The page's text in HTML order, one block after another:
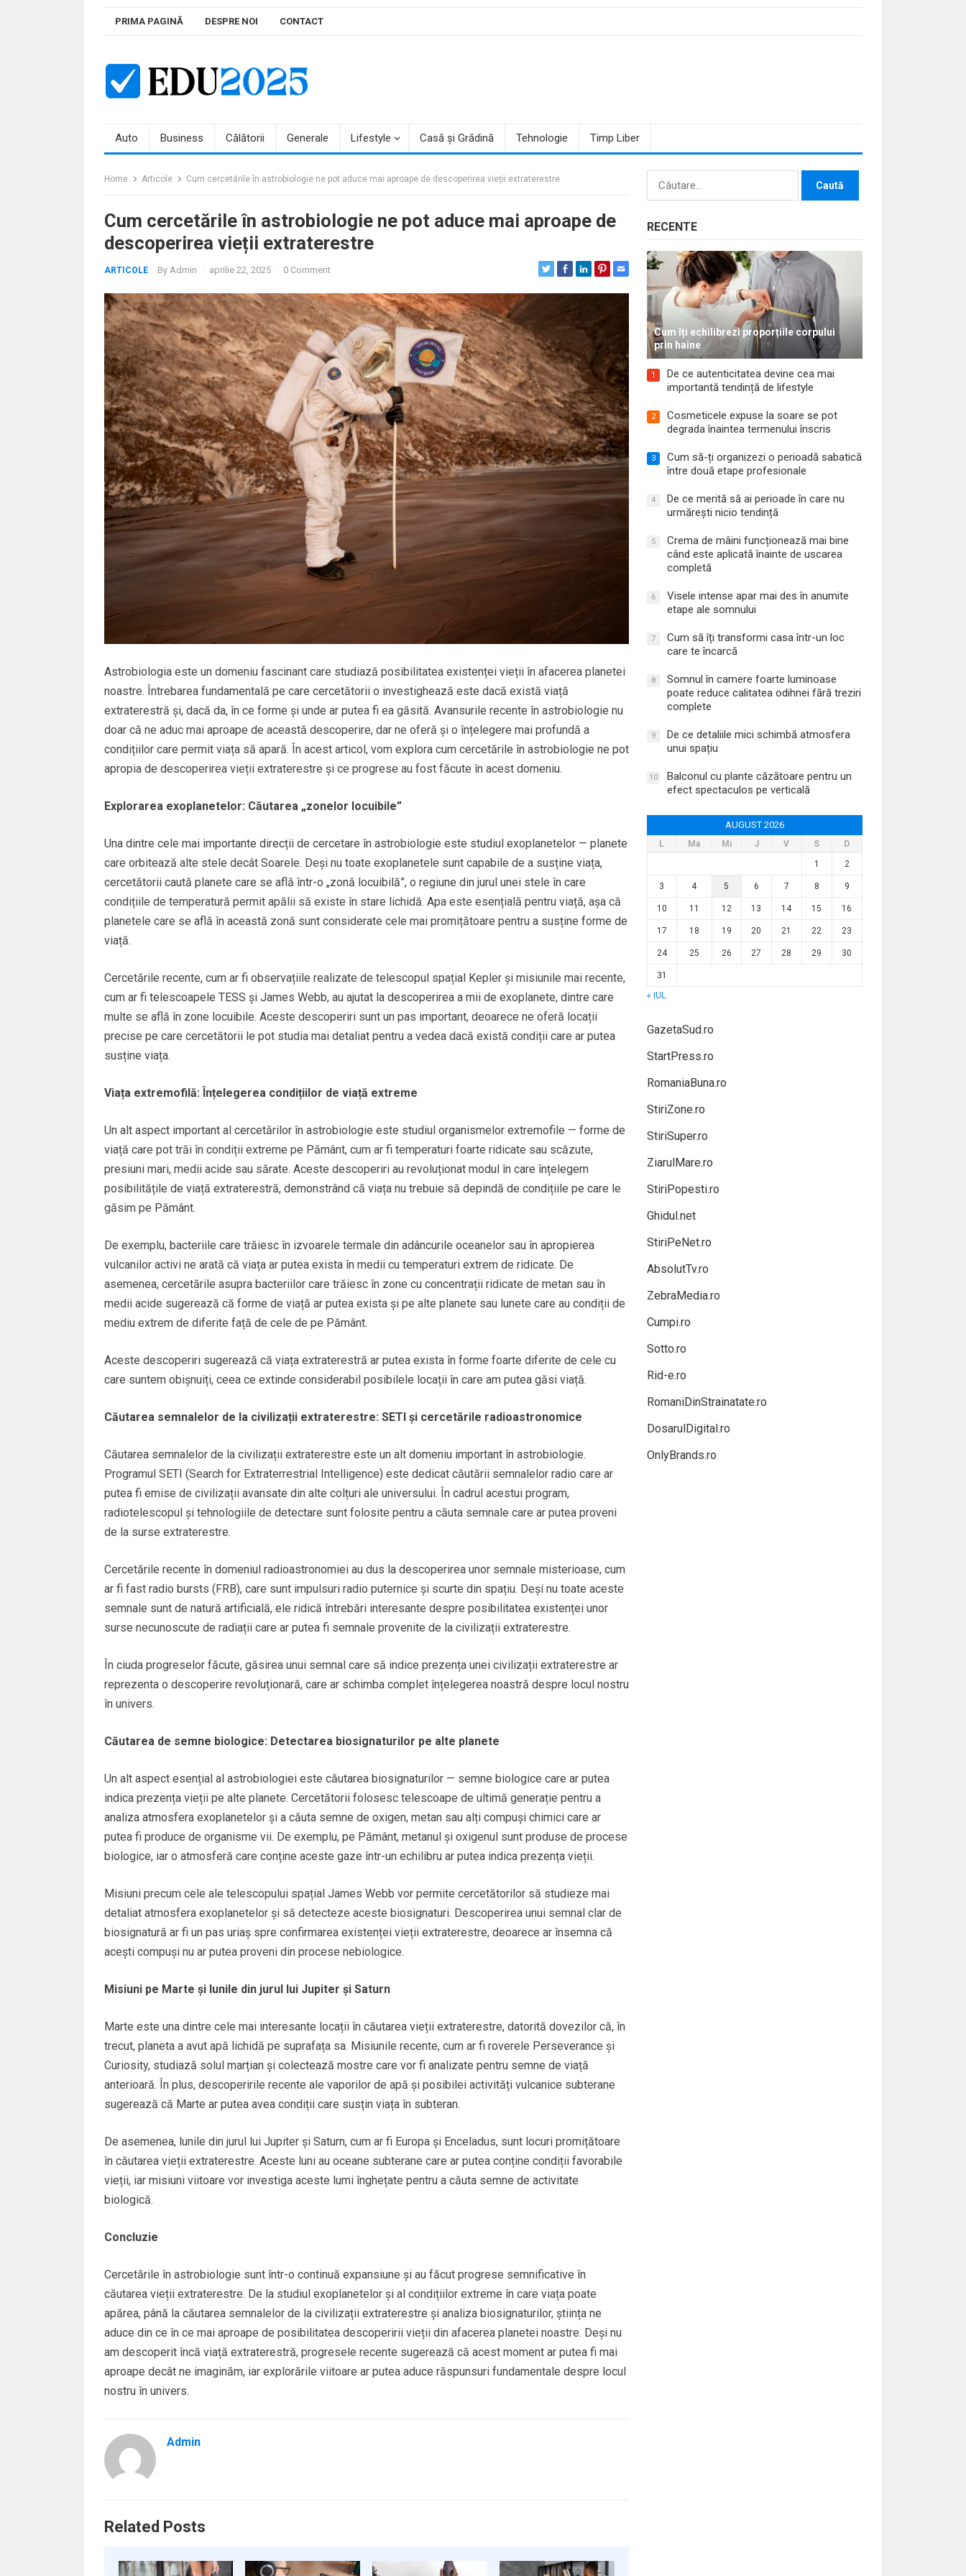
PRIMA PAGINĂ DESPRE NOI CONTACT
Auto Business Călătorii Generale Lifestyle Casă și Grădină Tehnologie Timp Liber
Home Articole Cum cercetările în astrobiologie ne pot aduce mai aproape de descoperirea vieții extraterestre
Cum cercetările în astrobiologie ne pot aduce mai aproape de
descoperirea vieții extraterestre
ARTICOLE By Admin · aprilie 22, 2025 · 0 Comment
Astrobiologia este un domeniu fascinant care studiază posibilitatea existenței vieții în afacerea planetei
noastre. Întrebarea fundamentală pe care cercetătorii o investighează este dacă există viață
extraterestră și, dacă da, în ce forme și unde ar putea fi ea găsită. Avansurile recente în astrobiologie nu
doar că ne aduc mai aproape de această descoperire, dar ne oferă și o înțelegere mai profundă a
condițiilor care permit viața să apară. În acest articol, vom explora cum cercetările în astrobiologie ne pot
apropia de descoperirea vieții extraterestre și ce progrese au fost făcute în acest domeniu.
Explorarea exoplanetelor: Căutarea „zonelor locuibile”
Una dintre cele mai importante direcții de cercetare în astrobiologie este studiul exoplanetelor — planete
care orbitează alte stele decât Soarele. Deși nu toate exoplanetele sunt capabile de a susține viața,
cercetătorii caută planete care se află într-o „zonă locuibilă”, o regiune din jurul unei stele în care
condițiile de temperatură permit apălii să existe în stare lichidă. Apa este esențială pentru viață, așa că
planetele care se află în această zonă sunt considerate cele mai promițătoare pentru a susține forme de
viață.
Cercetările recente, cum ar fi observațiile realizate de telescopul spațial Kepler și misiunile mai recente,
cum ar fi telescoapele TESS și James Webb, au ajutat la descoperirea a mii de exoplanete, dintre care
multe se află în zone locuibile. Aceste descoperiri sunt un pas important, deoarece ne oferă locații
precise pe care cercetătorii le pot studia mai detaliat pentru a vedea dacă există condiții care ar putea
susține viața.
Viața extremofilă: Înțelegerea condițiilor de viață extreme
Un alt aspect important al cercetărilor în astrobiologie este studiul organismelor extremofile — forme de
viață care pot trăi în condiții extreme pe Pământ, cum ar fi temperaturi foarte ridicate sau scăzute,
presiuni mari, medii acide sau sărate. Aceste descoperiri au revoluționat modul în care înțelegem
posibilitățile de viață extraterestră, demonstrând că viața nu trebuie să depindă de condițiile pe care le
găsim pe Pământ.
De exemplu, bacteriile care trăiesc în izvoarele termale din adâncurile oceanelor sau în apropierea
vulcanilor activi ne arată că viața ar putea exista în medii cu temperaturi extrem de ridicate. De
asemenea, cercetările asupra bacteriilor care trăiesc în zone cu concentrații ridicate de metan sau în
medii acide sugerează că forme de viață ar putea exista și pe alte planete sau lunete care au condiții de
mediu extrem de diferite față de cele de pe Pământ.
Aceste descoperiri sugerează că viața extraterestră ar putea exista în forme foarte diferite de cele cu
care suntem obișnuiți, ceea ce extinde considerabil posibilele locații în care am putea găsi viață.
Căutarea semnalelor de la civilizații extraterestre: SETI și cercetările radioastronomice
Căutarea semnalelor de la civilizații extraterestre este un alt domeniu important în astrobiologie.
Programul SETI (Search for Extraterrestrial Intelligence) este dedicat căutării semnalelor radio care ar
putea fi emise de civilizații avansate din alte colțuri ale universului. În cadrul acestui program,
radiotelescopul și tehnologiile de detectare sunt folosite pentru a căuta semnale care ar putea proveni
de la surse extraterestre.
Cercetările recente în domeniul radioastronomiei au dus la descoperirea unor semnale misterioase, cum
ar fi fast radio bursts (FRB), care sunt impulsuri radio puternice și scurte din spațiu. Deși nu toate aceste
semnale sunt de natură artificială, ele ridică întrebări interesante despre posibilitatea existenței unor
surse necunoscute de radiații care ar putea fi semnale provenite de la civilizații extraterestre.
În ciuda progreselor făcute, găsirea unui semnal care să indice prezența unei civilizații extraterestre ar
reprezenta o descoperire revoluționară, care ar schimba complet înțelegerea noastră despre locul nostru
în univers.
Căutarea de semne biologice: Detectarea biosignaturilor pe alte planete
Un alt aspect esențial al astrobiologiei este căutarea biosignaturilor — semne biologice care ar putea
indica prezența vieții pe alte planete. Cercetătorii folosesc telescoape de ultimă generație pentru a
analiza atmosfera exoplanetelor și a căuta semne de oxigen, metan sau alți compuși chimici care ar
putea fi produce de organisme vii. De exemplu, pe Pământ, metanul și oxigenul sunt produse de procese
biologice, iar o atmosferă care conține aceste gaze într-un echilibru ar putea indica prezența vieții.
Misiuni precum cele ale telescopului spațial James Webb vor permite cercetătorilor să studieze mai
detaliat atmosfera exoplanetelor și să detecteze aceste biosignaturi. Descoperirea unui semnal clar de
biosignatură ar fi un pas uriaș spre confirmarea existenței vieții extraterestre, deoarece ar însemna că
acești compuși nu ar putea proveni din procese nebiologice.
Misiuni pe Marte și lunile din jurul lui Jupiter și Saturn
Marte este una dintre cele mai interesante locații în căutarea vieții extraterestre, datorită dovezilor că, în
trecut, planeta a avut apă lichidă pe suprafața sa. Misiunile recente, cum ar fi roverele Perseverance și
Curiosity, studiază solul marțian și colectează mostre care vor fi analizate pentru semne de viață
anterioară. În plus, descoperirile recente ale vaporilor de apă și posibilei activități vulcanice subterane
sugerează că Marte ar putea avea condiții care susțin viața în subteran.
De asemenea, lunile din jurul lui Jupiter și Saturn, cum ar fi Europa și Enceladus, sunt locuri promițătoare
în căutarea vieții extraterestre. Aceste luni au oceane subterane care ar putea conține condiții favorabile
vieții, iar misiuni viitoare vor investiga aceste lumi înghețate pentru a căuta semne de activitate
biologică.
Concluzie
Cercetările în astrobiologie sunt într-o continuă expansiune și au făcut progrese semnificative în
căutarea vieții extraterestre. De la studiul exoplanetelor și al condițiilor extreme în care viața poate
apărea, până la căutarea semnalelor de la civilizații extraterestre și analiza biosignaturilor, știința ne
aduce din ce în ce mai aproape de posibilitatea descoperirii vieții din afacerea planetei noastre. Deși nu
am descoperit încă viață extraterestră, progresele recente sugerează că acest moment ar putea fi mai
aproape decât ne imaginăm, iar explorările viitoare ar putea aduce răspunsuri fundamentale despre locul
nostru în univers.
Admin
Related Posts
Caută
RECENTE
Cum îți echilibrezi proporțiile corpului
prin haine
1
De ce autenticitatea devine cea mai
importantă tendință de lifestyle
2
Cosmeticele expuse la soare se pot
degrada înaintea termenului înscris
3
Cum să-ți organizezi o perioadă sabatică
între două etape profesionale
4
De ce merită să ai perioade în care nu
urmărești nicio tendință
5
Crema de mâini funcționează mai bine
când este aplicată înainte de uscarea
completă
6
Visele intense apar mai des în anumite
etape ale somnului
7
Cum să îți transformi casa într-un loc
care te încarcă
8
Somnul în camere foarte luminoase
poate reduce calitatea odihnei fără treziri
complete
9
De ce detaliile mici schimbă atmosfera
unui spațiu
10
Balconul cu plante căzătoare pentru un
efect spectaculos pe verticală
AUGUST 2026
L Ma Mi J V S
D
1
2
3 4 5 6 7 8 9
10 11 12 13 14 15 16
17 18 19 20 21 22 23
24 25 26 27 28 29 30
31
« IUL.
GazetaSud.ro
StartPress.ro
RomaniaBuna.ro
StiriZone.ro
StiriSuper.ro
ZiarulMare.ro
StiriPopesti.ro
Ghidul.net
StiriPeNet.ro
AbsolutTv.ro
ZebraMedia.ro
Cumpi.ro
Sotto.ro
Rid-e.ro
RomaniDinStrainatate.ro
DosarulDigital.ro
OnlyBrands.ro